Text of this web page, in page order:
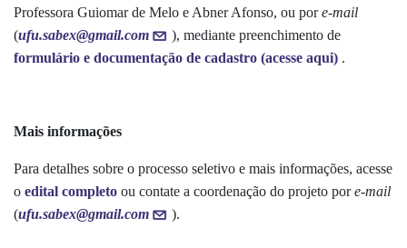
Professora Guiomar de Melo e Abner Afonso, ou pore-mail
(ufu.sabex@gmail.com
), mediante preenchimento de
formulário e documentação de cadastro (acesse aqui) .
Mais informações
Para detalhes sobre o processo seletivo e mais informações, acesse
o edital completo ou contate a coordenação do projeto pore-mail
(ufu.sabex@gmail.com ).